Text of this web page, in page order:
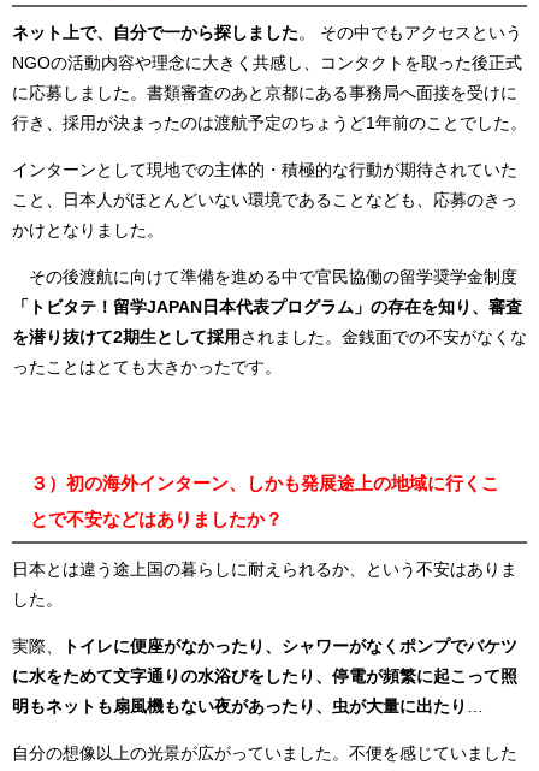
ネット上で、自分で一から探しました 。
その中でもアクセスという
NGOの活動内容や理念に大きく共感し、コンタクトを取った後正式
に応募しました。書類審査のあと京都にある事務局へ面接を受けに
行き、採用が決まったのは渡航予定のちょうど1 年前のことでした。
インターンとして現地での主体的・積極的な行動が期待されていた
こと、日本人がほとんどいない環境であることなども、応募のきっ
かけとなりました。
その後渡航に向けて準備を進める中で官民協働の留学奨学金制度
「トビタテ！留学JAPAN日本代表プログラム」の存在を知り、審査
を潜り抜けて2期生として採用 されました。金銭面での不安がなくな
ったことはとても大きかったです。
３）初の海外インターン、しかも発展途上の地域に行くこ
とで不安などはありましたか？
日本とは違う途上国の暮らしに耐えられるか、という不安はありま
した。
実際、
トイレに便座がなかったり、シャワーがなくポンプでバケツ
に水をためて文字通りの水浴びをしたり、停電が頻繁に起こって照
明もネットも扇風機もない夜があったり、虫が大量に出たり
自分の想像以上の光景が広がっていました。不便を感じていました